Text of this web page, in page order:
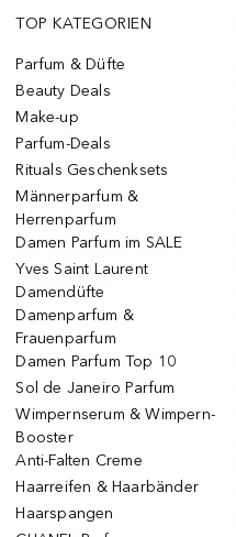
TOP KATEGORIEN
Parfum & Düfte
Beauty Deals
Make-up
Parfum-Deals
Rituals Geschenksets
Männerparfum &
Herrenparfum
Damen Parfum im SALE
Yves Saint Laurent
Damendüfte
Damenparfum &
Frauenparfum
Damen Parfum Top 10
Sol de Janeiro Parfum
Wimpernserum & Wimpern-
Booster
Anti-Falten Creme
Haarreifen & Haarbänder
Haarspangen